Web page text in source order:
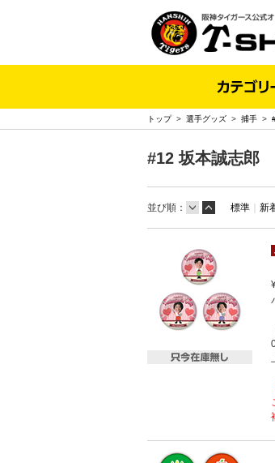
トップ> 選手グッズ > 捕手 >
#12 坂本誠志郎
並び順： 標準 ｜ 新